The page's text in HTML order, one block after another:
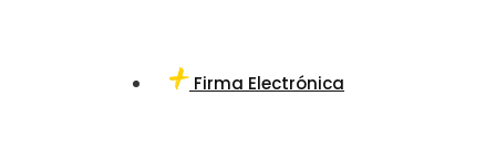
Firma Electrónica